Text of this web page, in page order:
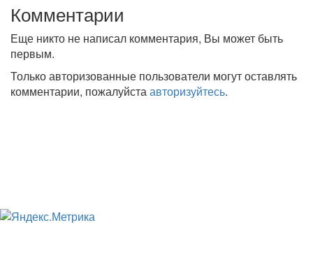
Комментарии
Еще никто не написал комментария, Вы может быть
первым.
Только авторизованные пользователи могут оставлять
комментарии, пожалуйстаавторизуйтесь.